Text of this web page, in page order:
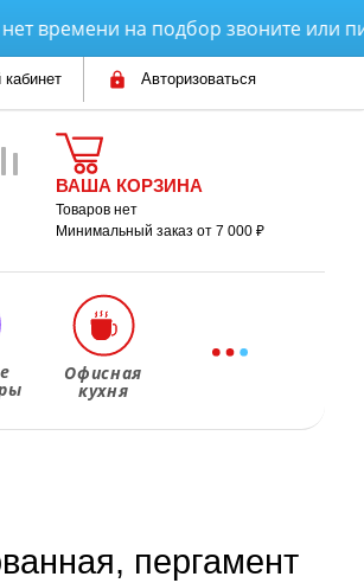
на подбор звоните или
Авторизоваться
ВАША КОРЗИНА
Товаров нет
Минимальный заказ от 7 000 ₽
Офисная
кухня
пергамент